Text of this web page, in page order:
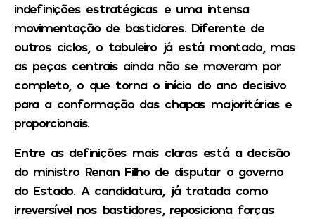
indefinições estratégicas e uma intensa
movimentação de bastidores. Diferente de
outros ciclos, o tabuleiro já está montado, mas
as peças centrais ainda não se moveram por
completo, o que torna o início do ano decisivo
para a conformação das chapas majoritárias e
proporcionais.
Entre as definições mais claras está a decisão
do ministro Renan Filho de disputar o governo
do Estado. A candidatura, já tratada como
irreversível nos bastidores, reposiciona forças